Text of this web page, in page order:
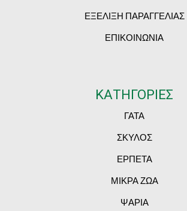
ΕΞΕΛΙΞΗ ΠΑΡΑΓΓΕΛΙΑΣ
ΕΠΙΚΟΙΝΩΝΙΑ
ΚΑΤΗΓΟΡΙΕΣ
ΓΑΤΑ
ΣΚΥΛΟΣ
ΕΡΠΕΤΑ
ΜΙΚΡΑ ΖΩΑ
ΨΑΡΙΑ